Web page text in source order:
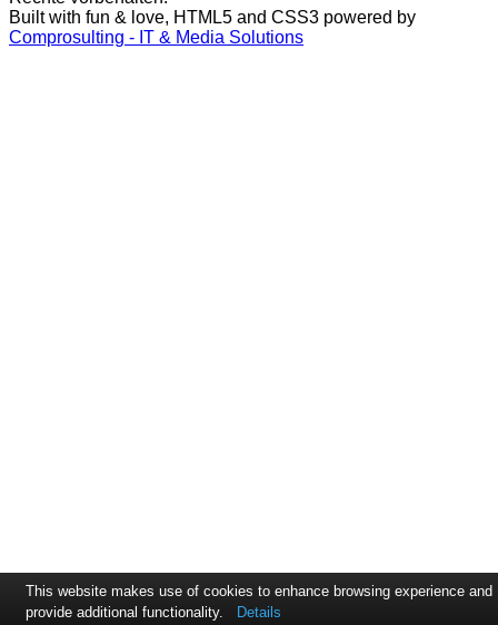
Built with fun & love, HTML5 and CSS3 powered by
Comprosulting - IT & Media Solutions
This website makes use of cookies to enhance browsing experience and
provide additional functionality.
Details